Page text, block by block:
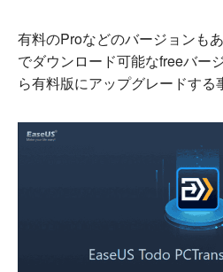
有料のProなどのバージョンも
でダウンロード可能なfreeバー
ら有料版にアップグレードする